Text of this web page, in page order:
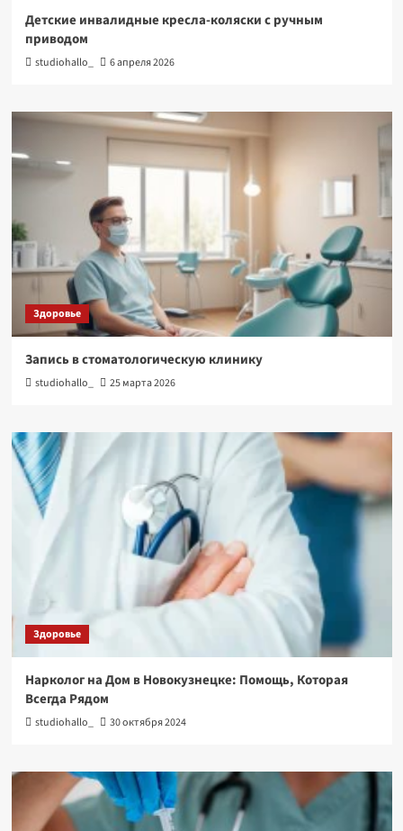
Детские инвалидные кресла-коляски с ручным
приводом
studiohallo_ 6 апреля 2026
Здоровье
Запись в стоматологическую клинику
studiohallo_ 25 марта 2026
Здоровье
Нарколог на Дом в Новокузнецке: Помощь, Которая
Всегда Рядом
studiohallo_ 30 октября 2024